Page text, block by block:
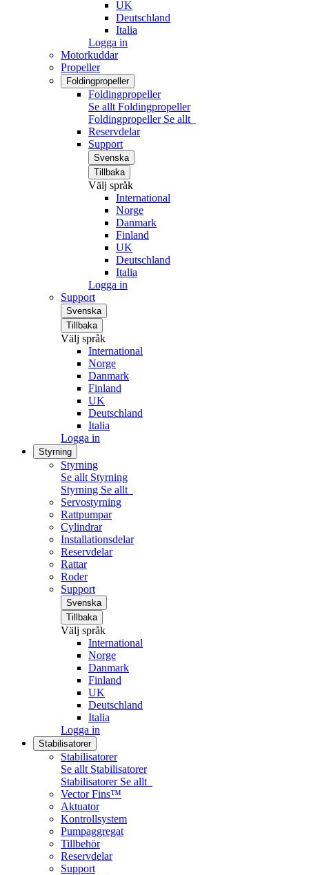
UK
Deutschland
Italia
Logga in
Motorkuddar
Propeller
Foldingpropeller
Foldingpropeller
Se allt Foldingpropeller
Foldingpropeller Se allt
Reservdelar
Support
Svenska
Tillbaka
Välj språk
International
Norge
Danmark
Finland
UK
Deutschland
Italia
Logga in
Support
Svenska
Tillbaka
Välj språk
International
Norge
Danmark
Finland
UK
Deutschland
Italia
Logga in
Styrning
Styrning
Se allt Styrning
Styrning Se allt
Servostyrning
Rattpumpar
Cylindrar
Installationsdelar
Reservdelar
Rattar
Roder
Support
Svenska
Tillbaka
Välj språk
International
Norge
Danmark
Finland
UK
Deutschland
Italia
Logga in
Stabilisatorer
Stabilisatorer
Se allt Stabilisatorer
Stabilisatorer Se allt
Vector Fins™
Aktuator
Kontrollsystem
Pumpaggregat
Tillbehör
Reservdelar
Support